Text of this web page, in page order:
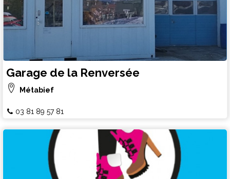
Garage de la Renversée
Métabief
03 81 89 57 81